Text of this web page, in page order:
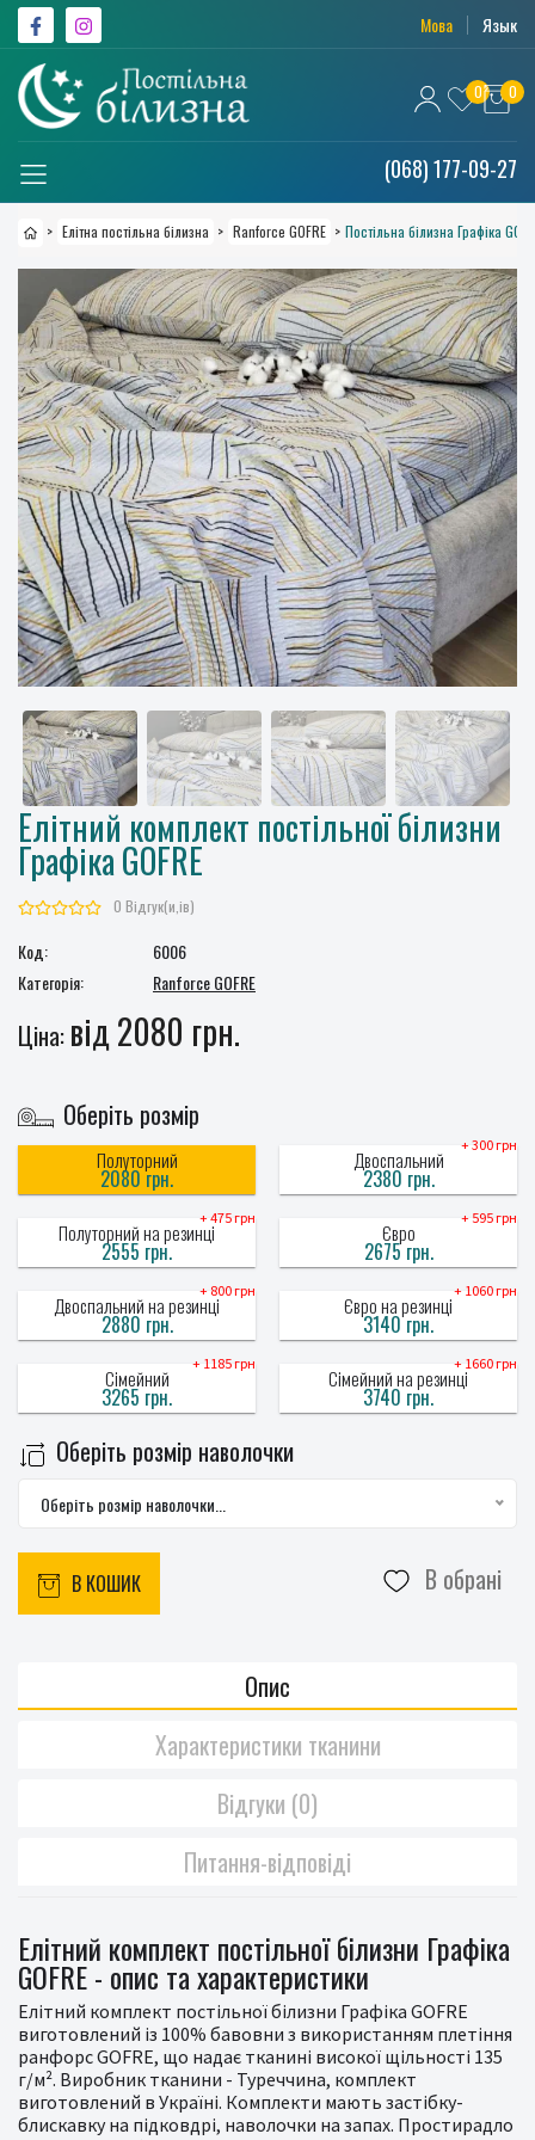
Мова Язык
0 0
(068) 177-09-27
> Елітна постільна білизна > Ranforce GOFRE > Постільна білизна Графіка
Елітний комплект постільної білизни
Графіка GOFRE
0 Відгук(и,ів)
Код:
6006
Категорія:
Ranforce GOFRE
Ціна: від 2080 грн.
Оберіть розмір
Полуторний
2080 грн.
+ 300 грн
Двоспальний
2380 грн.
+ 475 грн
Полуторний на резинці
2555 грн.
+ 595 грн
Євро
2675 грн.
+ 800 грн
Двоспальний на резинці
2880 грн.
+ 1060 грн
Євро на резинці
3140 грн.
+ 1185 грн
Сімейний
3265 грн.
+ 1660 грн
Сімейний на резинці
3740 грн.
Оберіть розмір наволочки
Оберіть розмір наволочки...
В КОШИК В обрані
Опис
Характеристики тканини
Відгуки (0)
Питання-відповіді
Елітний комплект постільної білизни Графіка
GOFRE - опис та характеристики
Елітний комплект постільної білизни Графіка GOFRE
виготовлений із 100% бавовни з використанням плетіння
ранфорс GOFRE, що надає тканині високої щільності 135
г/м². Виробник тканини - Туреччина, комплект
виготовлений в Україні. Комплекти мають застібку-
блискавку на підковдрі, наволочки на запах. Простирадло